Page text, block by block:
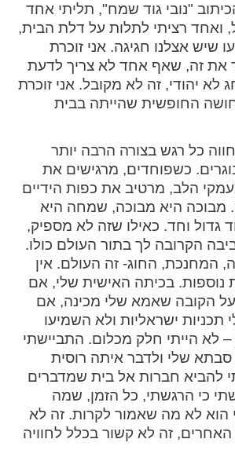
"נובי גוד שמח", תליתי אחד
ואחד רציתי לתלות על דלת הבית,
שיש אצלנו חגיגה. אני זוכרת
את זה, שאף אחד לא צריך לדעת
לא יהודי, זה לא מקובל. אני זוכרת
החופשית שהייתה בבית
כל רגש בצורה הרבה יותר
כשפוחדים, מרגישים את
הלב, מרטיב את כפות הידיים
מבוכה היא מבוכה, שמחה היא
וחד. כאילו שזה לא מספיק,
הקרובה לך בתור העולם כולו.
המחנכת, החוג- זה העולם. אין
נוספות. בכיתה האישית שלי, אם
על הקובה שאמא שלי מכינה, אם
תכניות ישראליות ולא השמיעו
– לא הייתי חלק מכלום. התביישתי
שלי ולדבר איתה רוסית
להביא חברות אל בית שמדברים
כי הרגשתי, כל הזמן, שמה
הוא לא מה שאמור לקרות. זה לא
זה לא קשור בכלל לחוויה